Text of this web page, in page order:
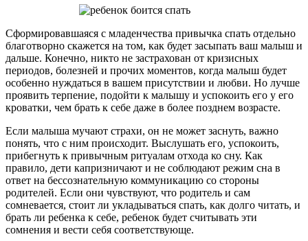
Сформировавшаяся с младенчества привычка спать отдельно
благотворно скажется на том, как будет засыпать ваш малыш и
дальше. Конечно, никто не застрахован от кризисных
периодов, болезней и прочих моментов, когда малыш будет
особенно нуждаться в вашем присутствии и любви. Но лучше
проявить терпение, подойти к малышу и успокоить его у его
кроватки, чем брать к себе даже в более позднем возрасте.
Если малыша мучают страхи, он не может заснуть, важно
понять, что с ним происходит. Выслушать его, успокоить,
прибегнуть к привычным ритуалам отхода ко сну. Как
правило, дети капризничают и не соблюдают режим сна в
ответ на бессознательную коммуникацию со стороны
родителей. Если они чувствуют, что родитель и сам
сомневается, стоит ли укладываться спать, как долго читать, и
брать ли ребенка к себе, ребенок будет считывать эти
сомнения и вести себя соответствующе.